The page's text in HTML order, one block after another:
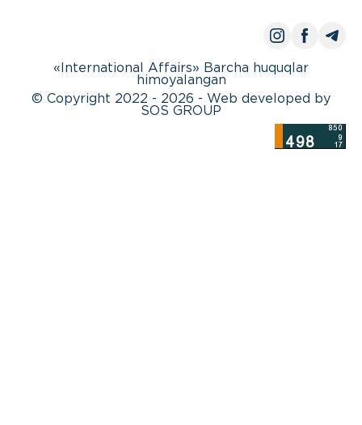
«International Affairs» Barcha huquqlar
himoyalangan
© Copyright 2022 - 2026 - Web developed by
SOS GROUP